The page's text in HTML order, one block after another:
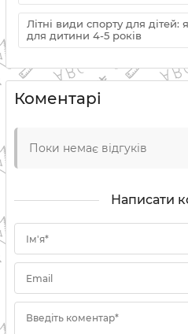
Літні види спорту для дітей:
для дитини 4-5 років
Коментарі
Поки немає відгуків
Написати
Ім'я*
Email
Введіть коментар*